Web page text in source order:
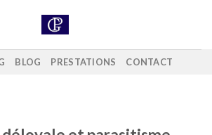
BLOG PRESTATIONS CONTACT